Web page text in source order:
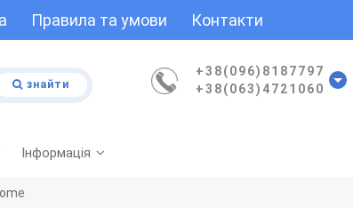
Правила та умови Контакти
знайти
+38(096)8187797
+38(063)4721060
Інформація